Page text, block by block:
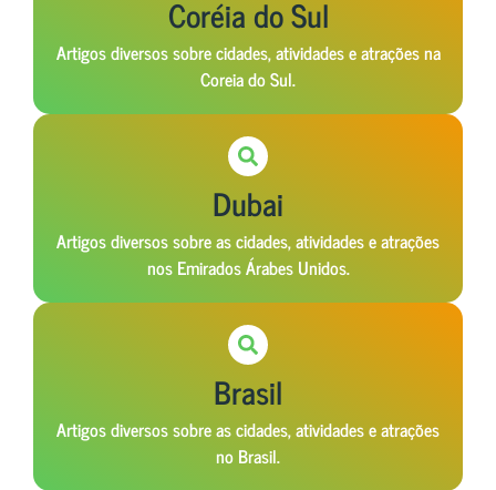
Coréia do Sul
Artigos diversos sobre cidades, atividades e atrações na
Coreia do Sul.
Dubai
Artigos diversos sobre as cidades, atividades e atrações
nos Emirados Árabes Unidos.
Brasil
Artigos diversos sobre as cidades, atividades e atrações
no Brasil.